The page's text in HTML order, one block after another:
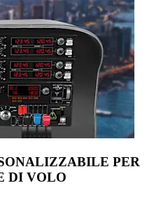
PER
DI VOLO